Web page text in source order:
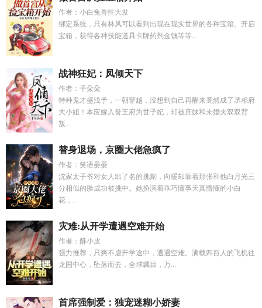
作者：小白兔兽性大发
绑定系统，只有林风可以看到出现在现实世界的各种宝箱。开启
宝箱，获得各种技能道具卡牌药剂金钱等等...
战神狂妃：凤倾天下
作者：千朵朵
特种鬼才盛浅予，一朝穿越，没想到自己再醒来竟然成了丞相府
大小姐！本应嫁入誉王府为世子妃，却被庶妹和未婚夫双双背
叛...
替身退场，京圈大佬急疯了
作者：笑语晏晏
沈家太子爷对女人出了名的挑剔，向暖却靠着那张和他白月光三
分相似的脸成功被挑中。她扮演着乖巧懂事天真懵懂的小白
花，...
灾难:从开学遭遇空难开始
作者：酥小皮
强力推荐，只爽不虐开学途中，遭遇空难。满载四百人的飞机往
龙国中心，坠落而去，全球瞩目，万...
首席强制爱：独宠迷糊小娇妻